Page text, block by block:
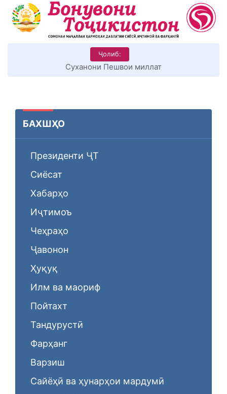
Ҷолиб:
КИТОБХОНИРО ДАР ХУД ТАШАККУЛ ДИҲЕМ
БАХШҲО
Президенти ҶТ
Сиёсат
Хабарҳо
Иҷтимоъ
Чеҳраҳо
Ҷавонон
Ҳуқуқ
Илм ва маориф
Пойтахт
Тандурустӣ
Фарҳанг
Варзиш
Сайёҳӣ ва ҳунарҳои мардумӣ